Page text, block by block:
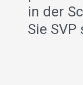
in der
Sie